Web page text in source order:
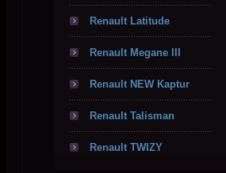
Renault Latitude
Renault Megane III
Renault NEW Kaptur
Renault Talisman
Renault TWIZY